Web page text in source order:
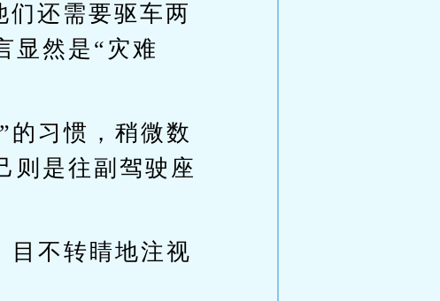
们还需要驱车两
显然是“灾难
的习惯，稍微数
则是往副驾驶座
目不转睛地注视